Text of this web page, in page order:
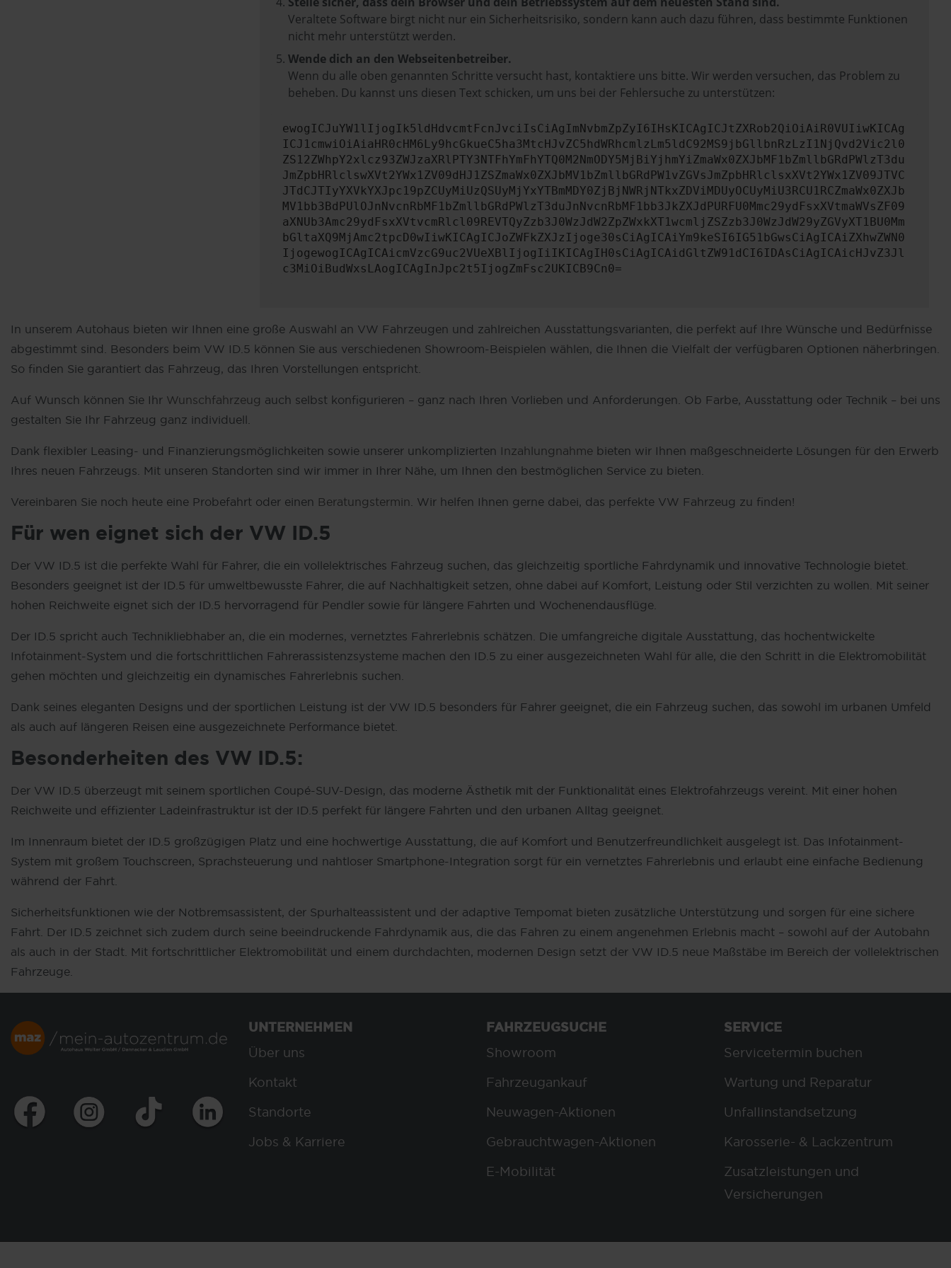
Veraltete Software birgt nicht nur ein Sicherheitsrisiko, sondern kann auch dazu führen, dass bestimmte Funktionen
nicht mehr unterstützt werden.
Wende dich an den Webseitenbetreiber.
Wenn du alle oben genannten Schritte versucht hast, kontaktiere uns bitte. Wir werden versuchen, das Problem zu
beheben. Du kannst uns diesen Text schicken, um uns bei der Fehlersuche zu unterstützen:
ewogICJuYW1lIjogIk5ldHdvcmtFcnJvciIsCiAgImNvbmZpZyI6IHsKICAgICJtZXRob2QiOiAiR0VUIiwKICAg
ICJ1cmwiOiAiaHR0cHM6Ly9hcGkueC5ha3MtcHJvZC5hdWRhcmlzLm5ldC92MS9jbGllbnRzLzI1NjQvd2Vic2l0
ZS12ZWhpY2xlcz93ZWJzaXRlPTY3NTFhYmFhYTQ0M2NmODY5MjBiYjhmYiZmaWx0ZXJbMF1bZmllbGRdPWlzT3du
JmZpbHRlclswXVt2YWx1ZV09dHJ1ZSZmaWx0ZXJbMV1bZmllbGRdPW1vZGVsJmZpbHRlclsxXVt2YWx1ZV09JTVC
JTdCJTIyYXVkYXJpc19pZCUyMiUzQSUyMjYxYTBmMDY0ZjBjNWRjNTkxZDViMDUyOCUyMiU3RCU1RCZmaWx0ZXJb
MV1bb3BdPUlOJnNvcnRbMF1bZmllbGRdPWlzT3duJnNvcnRbMF1bb3JkZXJdPURFU0Mmc29ydFsxXVtmaWVsZF09
aXNUb3Amc29ydFsxXVtvcmRlcl09REVTQyZzb3J0WzJdW2ZpZWxkXT1wcmljZSZzb3J0WzJdW29yZGVyXT1BU0Mm
bGltaXQ9MjAmc2tpcD0wIiwKICAgICJoZWFkZXJzIjoge30sCiAgICAiYm9keSI6IG51bGwsCiAgICAiZXhwZWN0
IjogewogICAgICAicmVzcG9uc2VUeXBlIjogIiIKICAgIH0sCiAgICAidGltZW91dCI6IDAsCiAgICAicHJvZ3Jl
c3MiOiBudWxsLAogICAgInJpc2t5IjogZmFsc2UKICB9Cn0=
In unserem Autohaus bieten wir Ihnen eine große Auswahl an VW Fahrzeugen und zahlreichen Ausstattungsvarianten, die perfekt auf Ihre Wünsche und Bedürfnisse
abgestimmt sind. Besonders beim VW ID.5 können Sie aus verschiedenen Showroom-Beispielen wählen, die Ihnen die Vielfalt der verfügbaren Optionen näherbringen.
So finden Sie garantiert das Fahrzeug, das Ihren Vorstellungen entspricht.
Auf Wunsch können Sie Ihr Wunschfahrzeug auch selbst konfigurieren – ganz nach Ihren Vorlieben und Anforderungen. Ob Farbe, Ausstattung oder Technik – bei uns
gestalten Sie Ihr Fahrzeug ganz individuell.
Dank flexibler Leasing- und Finanzierungsmöglichkeiten sowie unserer unkomplizierten Inzahlungnahme bieten wir Ihnen maßgeschneiderte Lösungen für den Erwerb
Ihres neuen Fahrzeugs. Mit unseren Standorten sind wir immer in Ihrer Nähe, um Ihnen den bestmöglichen Service zu bieten.
Vereinbaren Sie noch heute eine Probefahrt oder einen Beratungstermin. Wir helfen Ihnen gerne dabei, das perfekte VW Fahrzeug zu finden!
Für wen eignet sich der VW ID.5
Der VW ID.5 ist die perfekte Wahl für Fahrer, die ein vollelektrisches Fahrzeug suchen, das gleichzeitig sportliche Fahrdynamik und innovative Technologie bietet.
Besonders geeignet ist der ID.5 für umweltbewusste Fahrer, die auf Nachhaltigkeit setzen, ohne dabei auf Komfort, Leistung oder Stil verzichten zu wollen. Mit seiner
hohen Reichweite eignet sich der ID.5 hervorragend für Pendler sowie für längere Fahrten und Wochenendausflüge.
Der ID.5 spricht auch Technikliebhaber an, die ein modernes, vernetztes Fahrerlebnis schätzen. Die umfangreiche digitale Ausstattung, das hochentwickelte
Infotainment-System und die fortschrittlichen Fahrerassistenzsysteme machen den ID.5 zu einer ausgezeichneten Wahl für alle, die den Schritt in die Elektromobilität
gehen möchten und gleichzeitig ein dynamisches Fahrerlebnis suchen.
Dank seines eleganten Designs und der sportlichen Leistung ist der VW ID.5 besonders für Fahrer geeignet, die ein Fahrzeug suchen, das sowohl im urbanen Umfeld
als auch auf längeren Reisen eine ausgezeichnete Performance bietet.
Besonderheiten des VW ID.5:
Der VW ID.5 überzeugt mit seinem sportlichen Coupé-SUV-Design, das moderne Ästhetik mit der Funktionalität eines Elektrofahrzeugs vereint. Mit einer hohen
Reichweite und effizienter Ladeinfrastruktur ist der ID.5 perfekt für längere Fahrten und den urbanen Alltag geeignet.
Im Innenraum bietet der ID.5 großzügigen Platz und eine hochwertige Ausstattung, die auf Komfort und Benutzerfreundlichkeit ausgelegt ist. Das Infotainment-
System mit großem Touchscreen, Sprachsteuerung und nahtloser Smartphone-Integration sorgt für ein vernetztes Fahrerlebnis und erlaubt eine einfache Bedienung
während der Fahrt.
Sicherheitsfunktionen wie der Notbremsassistent, der Spurhalteassistent und der adaptive Tempomat bieten zusätzliche Unterstützung und sorgen für eine sichere
Fahrt. Der ID.5 zeichnet sich zudem durch seine beeindruckende Fahrdynamik aus, die das Fahren zu einem angenehmen Erlebnis macht – sowohl auf der Autobahn
als auch in der Stadt. Mit fortschrittlicher Elektromobilität und einem durchdachten, modernen Design setzt der VW ID.5 neue Maßstäbe im Bereich der vollelektrischen
Fahrzeuge.
UNTERNEHMEN
Über uns
Kontakt
Standorte
Jobs & Karriere
FAHRZEUGSUCHE
Showroom
Fahrzeugankauf
Neuwagen-Aktionen
Gebrauchtwagen-Aktionen
E-Mobilität
SERVICE
Servicetermin buchen
Wartung und Reparatur
Unfallinstandsetzung
Karosserie- & Lackzentrum
Zusatzleistungen und
Versicherungen